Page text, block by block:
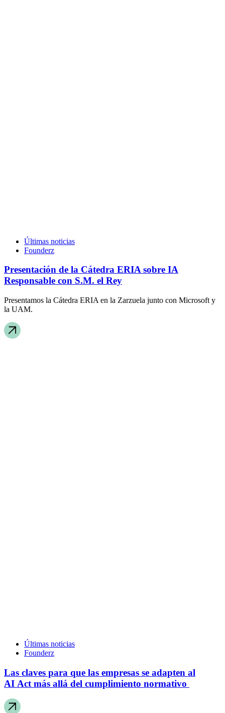
Últimas noticias
Founderz
Presentación de la Cátedra ERIA sobre IA
Responsable con S.M. el Rey
Presentamos la Cátedra ERIA en la Zarzuela junto con Microsoft y
la UAM.
Últimas noticias
Founderz
Las claves para que las empresas se adapten al
AI Act más allá del cumplimiento normativo